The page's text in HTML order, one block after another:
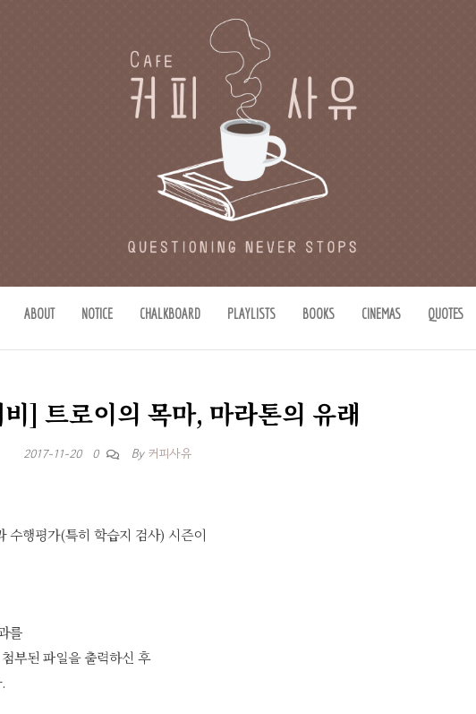
사유(思惟)가 있는 공간.
ABOUT NOTICE CHALKBOARD PLAYLISTS BOOKS CINEMAS QUOTES
] 트로이의 목마, 마라톤의 유래
2017-11-20 0 By 커피사유
수행평가(특히 학습지 검사) 시즌이
를
부된 파일을 출력하신 후